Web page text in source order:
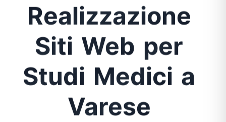
Realizzazione
Siti Web per
Studi Medici a
Varese